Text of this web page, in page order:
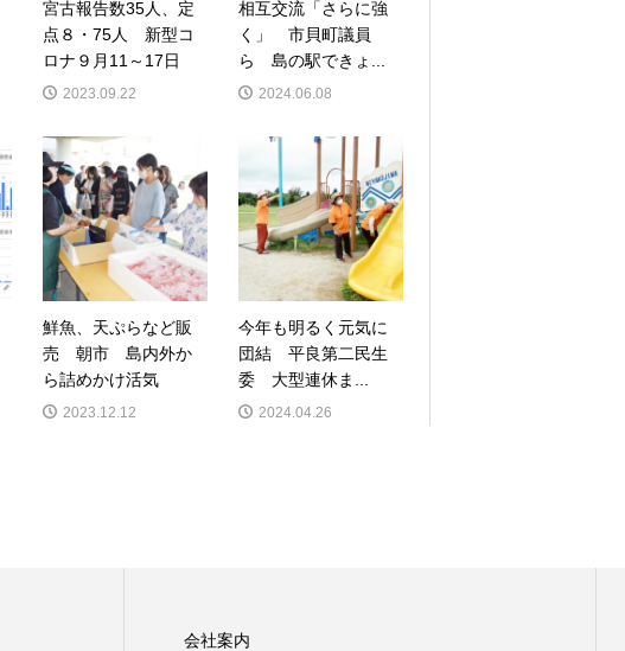
宮古報告数35人、定
点８・75人 新型コ
ロナ９月11～17日
2023.09.22
相互交流「さらに強
く」 市貝町議員
ら 島の駅できょ...
2024.06.08
鮮魚、天ぷらなど販
売 朝市 島内外か
ら詰めかけ活気
2023.12.12
今年も明るく元気に
団結 平良第二民生
委 大型連休ま...
2024.04.26
会社案内